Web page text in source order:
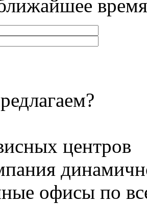
время
центров
офисы по